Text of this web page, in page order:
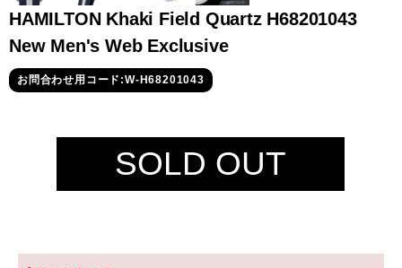
グランド
セイコー
オメガ
コンスタンタン
HAMILTON Khaki Field Quartz H68201043
New Men's Web Exclusive
お問合わせ用コード:W-H68201043
SOLD OUT